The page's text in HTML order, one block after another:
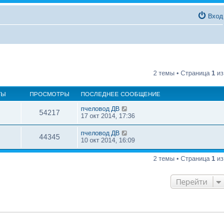
Вход
2 темы • Страница 1 из
ПРОСМОТРЫ ПОСЛЕДНЕЕ СООБЩЕНИЕ
54217
пчеловод ДВ
17 окт 2014, 17:36
44345
пчеловод ДВ
10 окт 2014, 16:09
2 темы • Страница 1 из
Перейти